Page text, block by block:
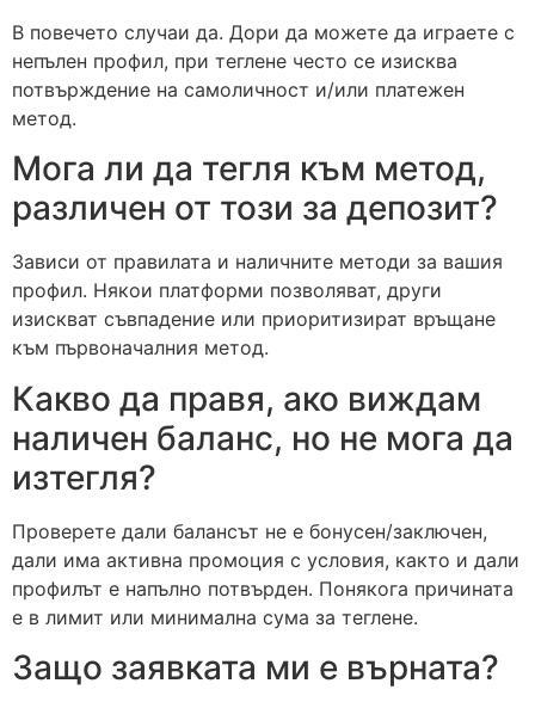
В повечето случаи да. Дори да можете да играете с
непълен профил, при теглене често се изисква
потвърждение на самоличност и/или платежен
метод.
Мога ли да тегля към метод,
различен от този за депозит?
Зависи от правилата и наличните методи за вашия
профил. Някои платформи позволяват, други
изискват съвпадение или приоритизират връщане
към първоначалния метод.
Какво да правя, ако виждам
наличен баланс, но не мога да
изтегля?
Проверете дали балансът не е бонусен/заключен,
дали има активна промоция с условия, както и дали
профилът е напълно потвърден. Понякога причината
е в лимит или минимална сума за теглене.
Защо заявката ми е върната?